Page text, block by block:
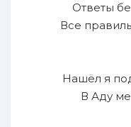
Ответы
Все
Нашёл я
В Аду